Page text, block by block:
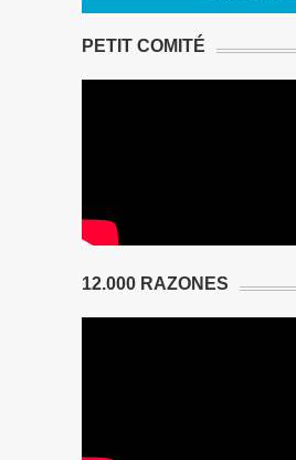
PETIT COMITÉ
12.000 RAZONES